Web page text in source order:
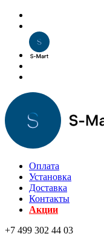
Оплата
Установка
Доставка
Контакты
Акции
+7 499 302 44 03